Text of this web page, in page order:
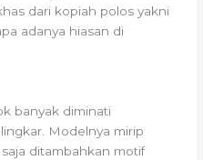
dari kopiah polos yakni
adanya hiasan di
banyak diminati
Modelnya mirip
ditambahkan motif